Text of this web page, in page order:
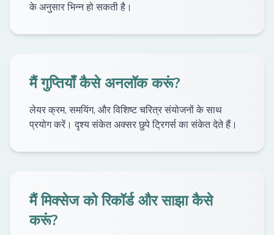
के अनुसार भिन्न हो सकती है।
मैं गुप्तियाँ कैसे अनलॉक करूं?
लेयर क्रम, समयिंग, और विशिष्ट चरित्र संयोजनों के साथ
प्रयोग करें। दृश्य संकेत अक्सर छुपे ट्रिगर्स का संकेत देते हैं।
मैं मिक्सेज को रिकॉर्ड और साझा कैसे
करूं?